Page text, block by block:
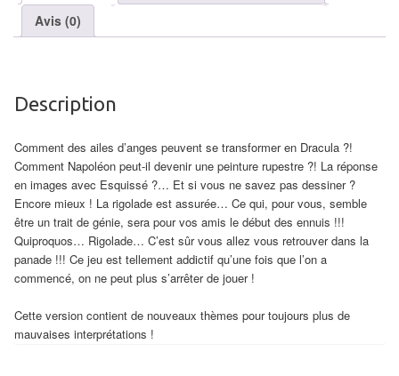
Pendules
aveugles
Logiciels
d'échecs
Livres
en
anglais
en
Avis (0)
Description
Comment des ailes d’anges peuvent se transformer en Dracula ?!
Comment Napoléon peut-il devenir une peinture rupestre ?! La réponse
en images avec Esquissé ?… Et si vous ne savez pas dessiner ?
Encore mieux ! La rigolade est assurée… Ce qui, pour vous, semble
être un trait de génie, sera pour vos amis le début des ennuis !!!
Quiproquos… Rigolade… C’est sûr vous allez vous retrouver dans la
panade !!! Ce jeu est tellement addictif qu’une fois que l’on a
commencé, on ne peut plus s’arrêter de jouer !
Cette version contient de nouveaux thèmes pour toujours plus de
mauvaises interprétations !